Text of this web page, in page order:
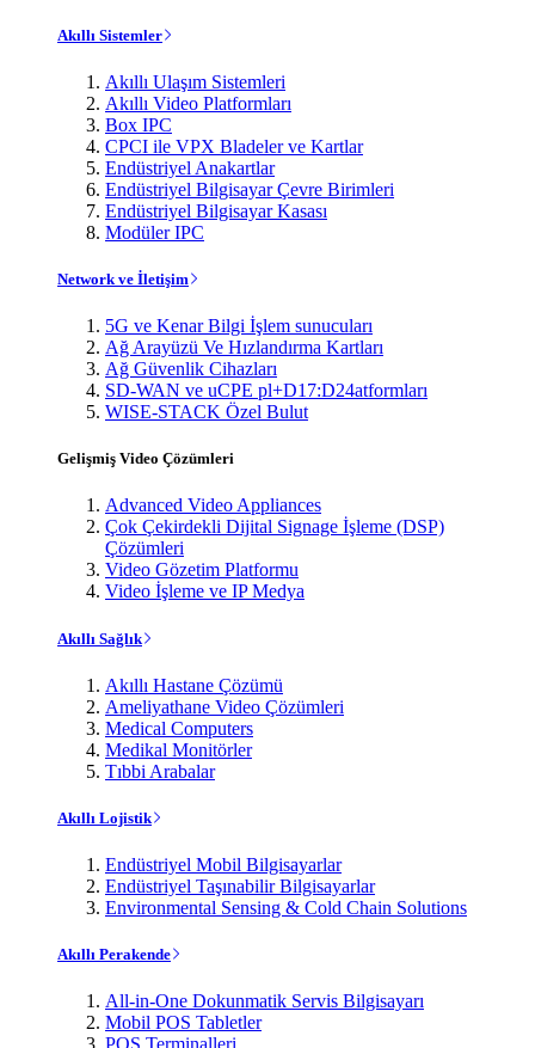
Akıllı Sistemler
Akıllı Ulaşım Sistemleri
Akıllı Video Platformları
Box IPC
CPCI ile VPX Bladeler ve Kartlar
Endüstriyel Anakartlar
Endüstriyel Bilgisayar Çevre Birimleri
Endüstriyel Bilgisayar Kasası
Modüler IPC
Network ve İletişim
5G ve Kenar Bilgi İşlem sunucuları
Ağ Arayüzü Ve Hızlandırma Kartları
Ağ Güvenlik Cihazları
SD-WAN ve uCPE pl+D17:D24atformları
WISE-STACK Özel Bulut
Gelişmiş Video Çözümleri
Advanced Video Appliances
Çok Çekirdekli Dijital Signage İşleme (DSP)
Çözümleri
Video Gözetim Platformu
Video İşleme ve IP Medya
Akıllı Sağlık
Akıllı Hastane Çözümü
Ameliyathane Video Çözümleri
Medical Computers
Medikal Monitörler
Tıbbi Arabalar
Akıllı Lojistik
Endüstriyel Mobil Bilgisayarlar
Endüstriyel Taşınabilir Bilgisayarlar
Environmental Sensing & Cold Chain Solutions
Akıllı Perakende
All-in-One Dokunmatik Servis Bilgisayarı
Mobil POS Tabletler